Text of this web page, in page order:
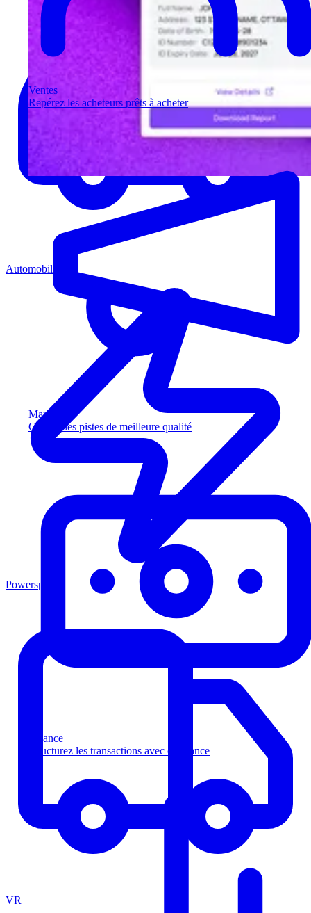
Ventes
Repérez les acheteurs prêts à acheter
Marketing
Captez des pistes de meilleure qualité
Finance
Structurez les transactions avec confiance
Automobile
Powersports
VR